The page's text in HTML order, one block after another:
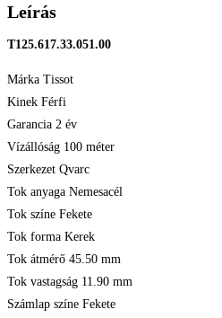
Leírás
T125.617.33.051.00
Márka Tissot
Kinek Férfi
Garancia 2 év
Vízállóság 100 méter
Szerkezet Qvarc
Tok anyaga Nemesacél
Tok színe Fekete
Tok forma Kerek
Tok átmérő 45.50 mm
Tok vastagság 11.90 mm
Számlap színe Fekete